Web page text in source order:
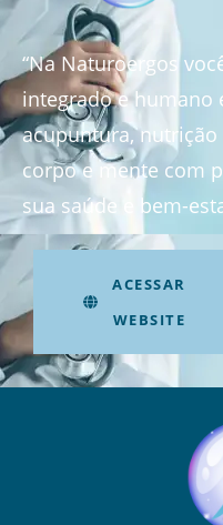
“Na Naturoergos
integrado e humano
acupuntura, nutrição
corpo e mente com
sua saúde e bem-
ACESSAR
WEBSITE